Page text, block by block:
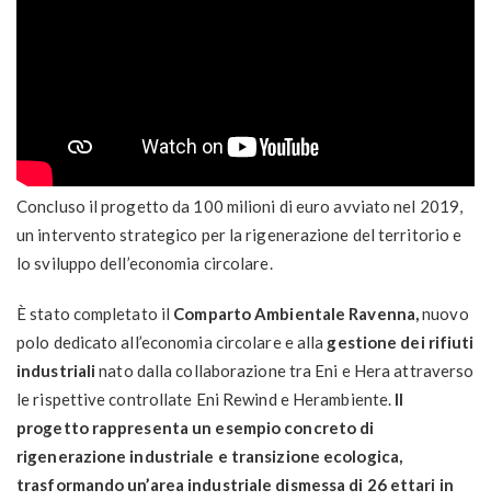
Concluso il progetto da 100 milioni di euro avviato nel 2019,
un intervento strategico per la rigenerazione del territorio e
lo sviluppo dell’economia circolare.
È stato completato il Comparto Ambientale Ravenna,nuovo
polo dedicato all’economia circolare e alla gestione dei rifiuti
industriali nato dalla collaborazione tra Eni e Hera attraverso
le rispettive controllate Eni Rewind e Herambiente. Il
progetto rappresenta un esempio concreto di
rigenerazione industriale e transizione ecologica,
trasformando un’area industriale dismessa di 26 ettari in